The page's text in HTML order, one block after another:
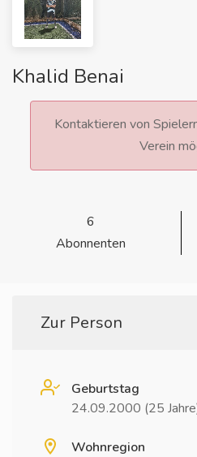
Khalid Benai
Kontaktieren von
Verein
6
Abonnenten
Zur Person
Geburtstag
24.09.2000 (25
Wohnregion